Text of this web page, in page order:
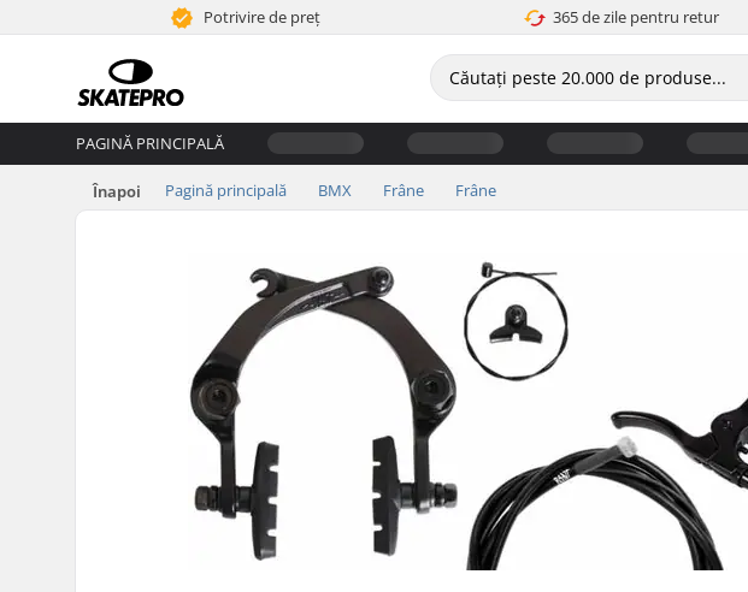
Potrivire de preț 365 de zile pentru retur
PAGINĂ PRINCIPALĂ
Înapoi Pagină principală BMX Frâne Frâne